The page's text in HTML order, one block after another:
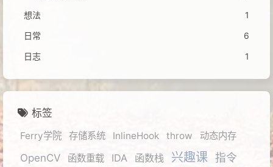
想法
1
日常
6
日志
1
标签
Ferry学院 存储系统 InlineHook throw 动态内存
OpenCV 函数重载 IDA 函数栈 兴趣课 指令